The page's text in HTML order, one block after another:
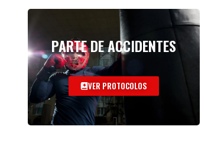
PARTE DE ACCIDENTES
VER PROTOCOLOS